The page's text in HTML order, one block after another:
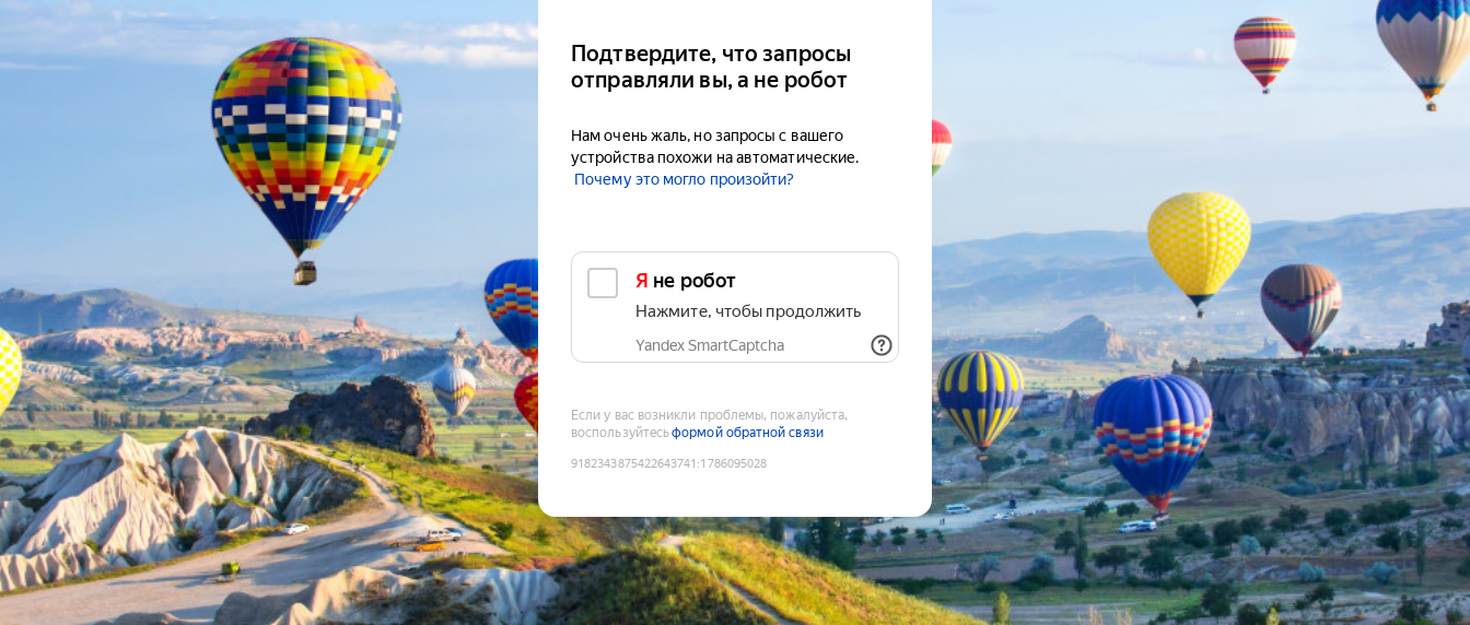
Подтвердите, что запросы
отправляли вы, а не робот
Нам очень жаль, но запросы с вашего
устройства похожи на автоматические.
Почему это могло произойти?
Я не робот
Нажмите, чтобы продолжить
Yandex SmartCaptcha
Если у вас возникли проблемы, пожалуйста,
воспользуйтесьформой обратной связи
9182343875422643741 :1786095028